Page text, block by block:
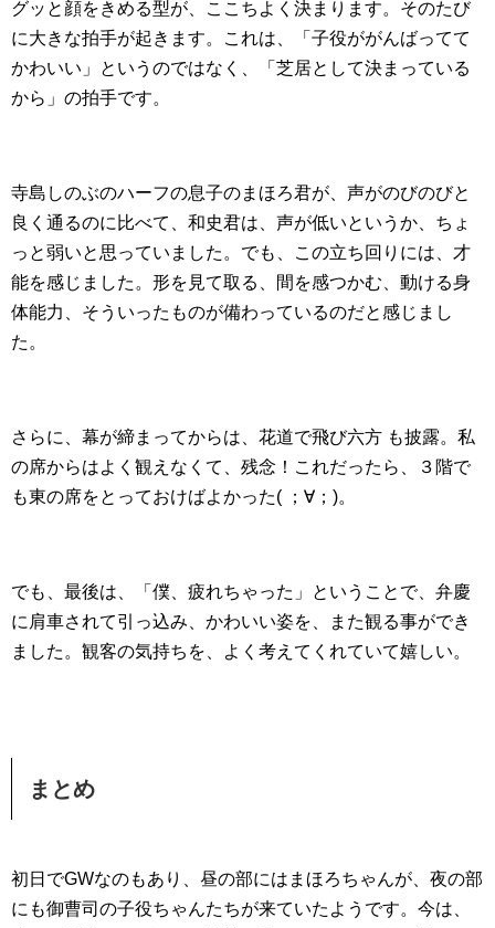
グッと顔をきめる型が、ここちよく決まります。そのたび
に大きな拍手が起きます。これは、「子役ががんばってて
かわいい」というのではなく、「芝居として決まっている
から」の拍手です。
寺島しのぶのハーフの息子のまほろ君が、声がのびのびと
良く通るのに比べて、和史君は、声が低いというか、ちょ
っと弱いと思っていました。でも、この立ち回りには、才
能を感じました。形を見て取る、間を感つかむ、動ける身
体能力、そういったものが備わっているのだと感じまし
た。
さらに、幕が締まってからは、花道で飛び六方 も披露。私
の席からはよく観えなくて、残念！これだったら、３階で
も東の席をとっておけばよかった( ；∀；)。
でも、最後は、「僕、疲れちゃった」ということで、弁慶
に肩車されて引っ込み、かわいい姿を、また観る事ができ
ました。観客の気持ちを、よく考えてくれていて嬉しい。
まとめ
初日でGWなのもあり、昼の部にはまほろちゃんが、夜の部
にも御曹司の子役ちゃんたちが来ていたようです。今は、